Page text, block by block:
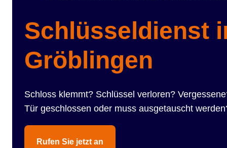
Schlüsseldienst
Gröblingen
Schloss klemmt? Schlüssel verloren?
Tür geschlossen oder muss ausgetauscht
Rufen Sie jetzt an